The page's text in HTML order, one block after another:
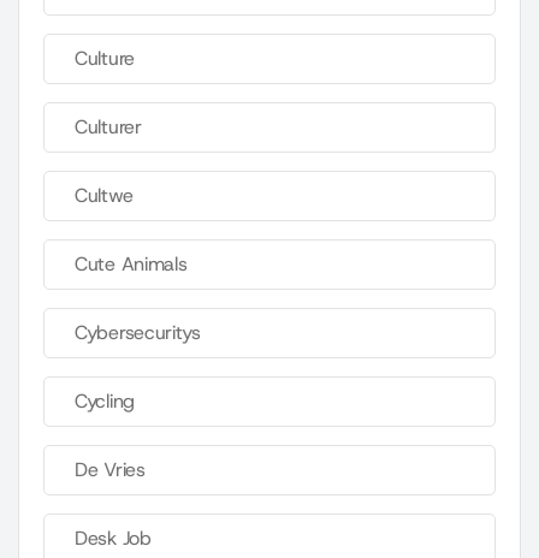
Culture
Culturer
Cultwe
Cute Animals
Cybersecuritys
Cycling
De Vries
Desk Job